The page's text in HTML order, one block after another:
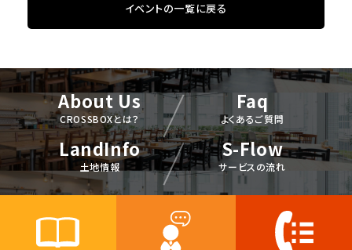
イベントの一覧に戻る
About Us
CROSSBOXとは？
Faq
よくあるご質問
LandInfo
土地情報
S-Flow
サービスの流れ